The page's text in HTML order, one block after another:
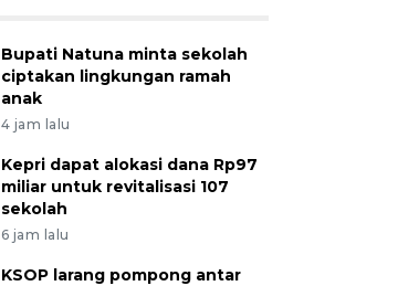
Bupati Natuna minta sekolah
ciptakan lingkungan ramah
anak
4 jam lalu
Kepri dapat alokasi dana Rp97
miliar untuk revitalisasi 107
sekolah
6 jam lalu
KSOP larang pompong antar